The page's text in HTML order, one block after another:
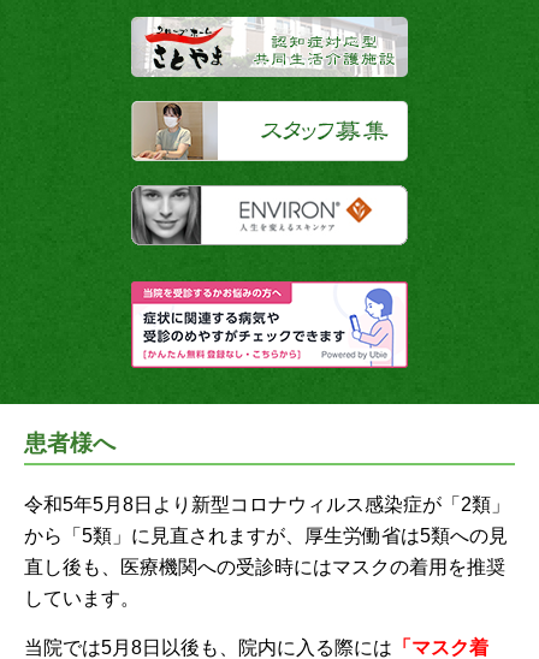
患者様へ
令和5年5月8日より新型コロナウィルス感染症が「2類」
から「5類」に見直されますが、厚生労働省は5類への見
直し後も、医療機関への受診時にはマスクの着用を推奨
しています。
当院では5月8日以後も、院内に入る際には 「マスク着